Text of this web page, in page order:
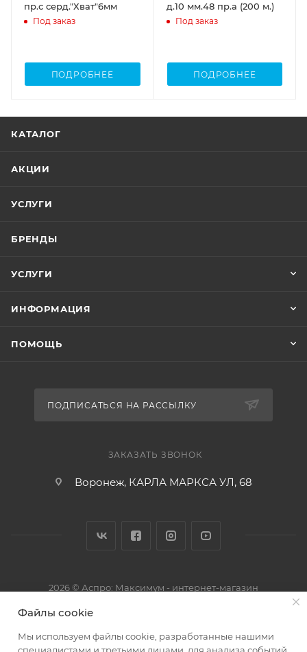
пр.с серд."Хват"6мм
Под заказ
ПОДРОБНЕЕ
д.10 мм.48 пр.а (200 м.)
Под заказ
ПОДРОБНЕЕ
КАТАЛОГ
АКЦИИ
УСЛУГИ
БРЕНДЫ
УСЛУГИ
ИНФОРМАЦИЯ
ПОМОЩЬ
ПОДПИСАТЬСЯ НА РАССЫЛКУ
ЗАКАЗАТЬ ЗВОНОК
Воронеж, КАРЛА МАРКСА УЛ, 68
2026 © Аспро: Максимум - интернет-магазин
Файлы cookie
Мы используем файлы cookie, разработанные нашими